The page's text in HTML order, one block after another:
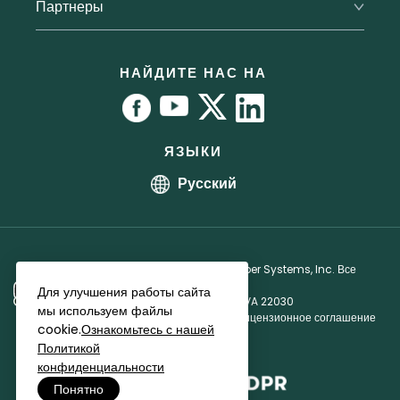
RoboForm vs. Dashlane
Отправить запрос
Руководство пользователя
Программа bug bounty
Партнеры
Партнерское лицензионное соглашение
НАЙДИТЕ НАС НА
ЯЗЫКИ
Русский
Авторское право © 1999 - 2026 Siber Systems, Inc. Все
права защищены.
3701 Pender Dr, Suite 400, Fairfax, VA 22030
Политика конфиденциальности
Лицензионное соглашение
Для улучшения работы сайта
мы используем файлы
cookie.Ознакомьтесь с нашей
Политикой
конфиденциальности
Понятно